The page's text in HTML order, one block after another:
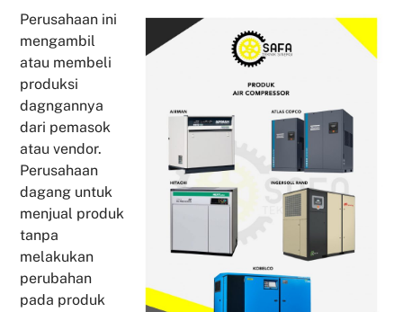
Perusahaan ini
mengambil
atau membeli
produksi
dagngannya
dari pemasok
atau vendor.
Perusahaan
dagang untuk
menjual produk
tanpa
melakukan
perubahan
pada produk